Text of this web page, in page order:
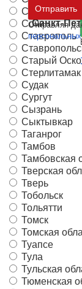
Москва и
Санкт-
Сортавала
Сочи
Ставрополь
Старый
Стерлитамак
Судак
Сургут
Сызрань
Сыктывкар
Таганрог
Тамбов
Тамбовская
Тверская
Тверь
Тобольск
Тольятти
Томск
Томская
Туапсе
Тула
Тульская
Тюменская
Отправить
Отправляя